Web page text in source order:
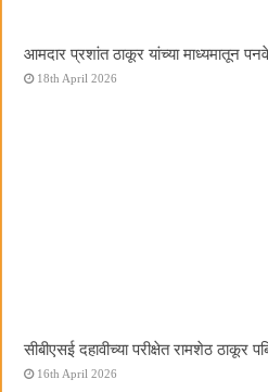
आमदार प्रशांत ठाकूर यांच्या माध्यमातून
18th April 2026
सीबीएसई दहावीच्या परीक्षेत रामशेठ
16th April 2026